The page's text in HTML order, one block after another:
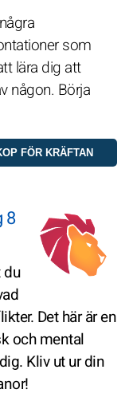
som
lära dig att
någon. Börja
8
Det här är en
och mental
Kliv ut ur din